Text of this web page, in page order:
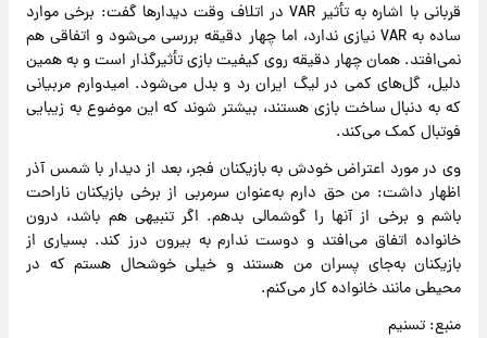
قربانی با اشاره به تأثیر VAR در اتلاف وقت دیدارها گفت: برخی موارد
ساده به VAR نیازی ندارد، اما چهار دقیقه بررسی می‌شود و اتفاقی هم
نمی‌افتد. همان چهار دقیقه روی کیفیت بازی تأثیرگذار است و به همین
دلیل، گل‌های کمی در لیگ ایران رد و بدل می‌شود. امیدوارم مربیانی
که به دنبال ساخت بازی هستند، بیشتر شوند که این موضوع به زیبایی
فوتبال کمک می‌کند.
وی در مورد اعتراض خودش به بازیکنان فجر، بعد از دیدار با شمس آذر
اظهار داشت: من حق دارم به‌عنوان سرمربی از برخی بازیکنان ناراحت
باشم و برخی از آنها را گوشمالی بدهم. اگر تنبیهی هم باشد، درون
خانواده اتفاق می‌افتد و دوست ندارم به بیرون درز کند. بسیاری از
بازیکنان به‌جای پسران من هستند و خیلی خوشحال هستم که در
محیطی مانند خانواده کار می‌کنم.
منبع: تسنیم